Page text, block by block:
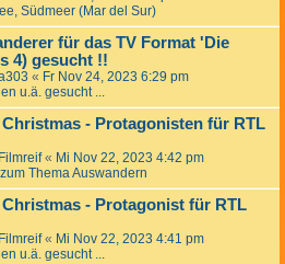
Südmeer (Mar del Sur)
für das TV Format 'Die
4) gesucht !!
« Fr Nov 24, 2023 6:29 pm
u.ä. gesucht ...
- Protagonisten für RTL
« Mi Nov 22, 2023 4:42 pm
Thema Auswandern
- Protagonist für RTL
« Mi Nov 22, 2023 4:41 pm
u.ä. gesucht ...